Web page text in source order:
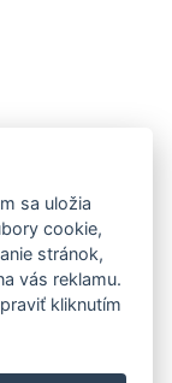
tovaru
sa uložia
cookie,
stránok,
vás reklamu.
kliknutím